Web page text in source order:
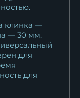
клинка —
— 30 мм.
для
для